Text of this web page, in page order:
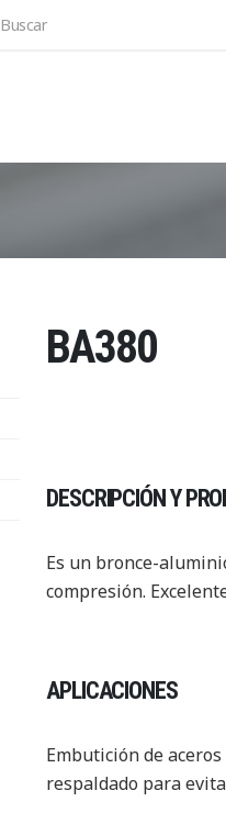
Buscar
BA380
DESCRIPCIÓN Y
Es un bronce-
compresión.
APLICACIONES
Embutición de
respaldado para